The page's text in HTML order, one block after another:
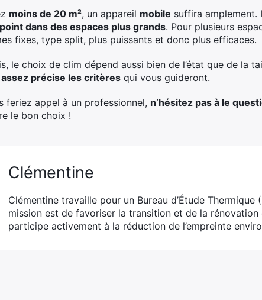
moins de 20 m², un appareil mobile suffira amplement.
dans des espaces plus grands. Pour plusieurs
fixes, type split, plus puissants et donc plus efficaces.
le choix de clim dépend aussi bien de l’état que de la
assez précise les critères qui vous guideront.
feriez appel à un professionnel, n’hésitez pas à le
le bon choix !
Clémentine
Clémentine travaille pour un Bureau d’Étude Thermique
mission est de favoriser la transition et de la rénovation
participe activement à la réduction de l’empreinte